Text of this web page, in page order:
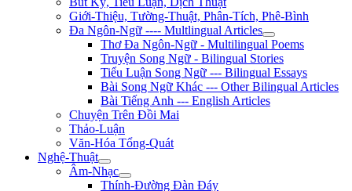
Giới-Thiệu, Tường-Thuật, Phân-Tích, Phê-Bình
Đa Ngôn-Ngữ ---- Multlingual Articles
Thơ Đa Ngôn-Ngữ - Multilingual Poems
Truyện Song Ngữ - Bilingual Stories
Tiểu Luận Song Ngữ --- Bilingual Essays
Bài Song Ngữ Khác --- Other Bilingual Articles
Bài Tiếng Anh --- English Articles
Chuyện Trên Đồi Mai
Thảo-Luận
Văn-Hóa Tổng-Quát
Nghệ-Thuật
Âm-Nhạc
Thính-Đường Đàn Đáy